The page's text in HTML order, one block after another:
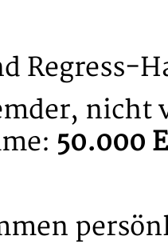
Regress-
nicht
50.000